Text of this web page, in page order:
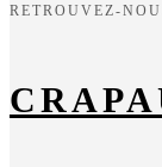
RETROUVEZ-